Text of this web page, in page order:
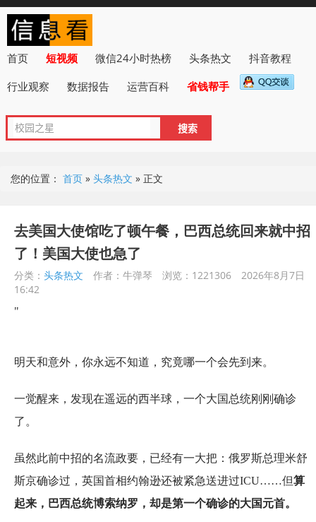
首页 短视频 微信24小时热榜 头条热文
抖音教程
行业观察
数据报告 运营百科 省钱帮手
您的位置： 首页 » 头条热文 » 正文
去美国大使馆吃了顿午餐，巴西总统回来就中招
了！美国大使也急了
分类： 头条热文 作者：牛弹琴 浏览：1221306
2026年8月7日
16:42
"
明天和意外，你永远不知道，究竟哪一个会先到来。
一觉醒来，发现在遥远的西半球，一个大国总统刚刚确诊
了。
虽然此前中招的名流政要，已经有一大把：俄罗斯总理米舒
斯京确诊过，英国首相约翰逊还被紧急送进过ICU……但算
起来，巴西总统博索纳罗，却是第一个确诊的大国元首。